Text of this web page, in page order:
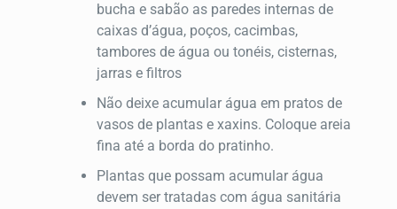
bucha e sabão as paredes internas de
caixas d’água, poços, cacimbas,
tambores de água ou tonéis, cisternas,
jarras e filtros
Não deixe acumular água em pratos de
vasos de plantas e xaxins. Coloque areia
fina até a borda do pratinho.
Plantas que possam acumular água
devem ser tratadas com água sanitária